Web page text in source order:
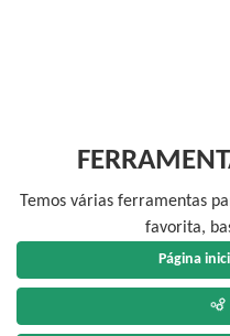
Temos várias ferramentas
favorita,
Página